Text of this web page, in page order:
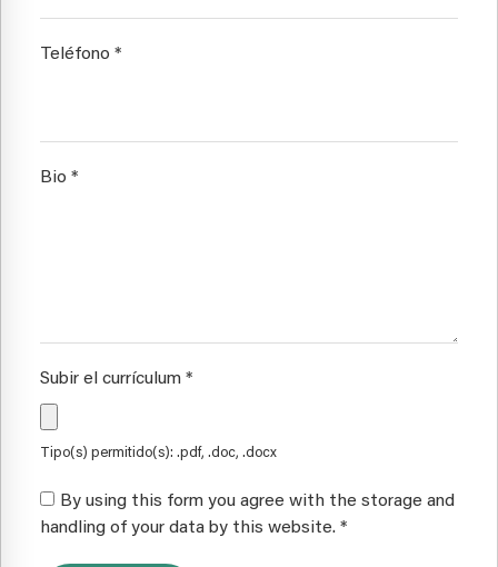
Teléfono *
Bio *
Subir el currículum *
Tipo(s) permitido(s): .pdf, .doc, .docx
By using this form you agree with the storage and
handling of your data by this website. *